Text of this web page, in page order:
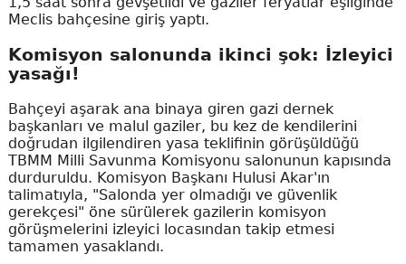
Meclis bahçesine giriş yaptı.
Komisyon salonunda ikinci şok: İzleyici
yasağı!
Bahçeyi aşarak ana binaya giren gazi dernek
başkanları ve malul gaziler, bu kez de kendilerini
doğrudan ilgilendiren yasa teklifinin görüşüldüğü
TBMM Milli Savunma Komisyonu salonunun kapısında
durduruldu. Komisyon Başkanı Hulusi Akar'ın
talimatıyla, "Salonda yer olmadığı ve güvenlik
gerekçesi" öne sürülerek gazilerin komisyon
görüşmelerini izleyici locasından takip etmesi
tamamen yasaklandı.